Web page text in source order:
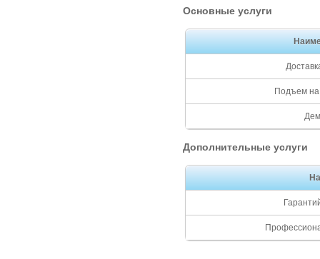
Основные услуги
Подъем на
Дополнительные услуги